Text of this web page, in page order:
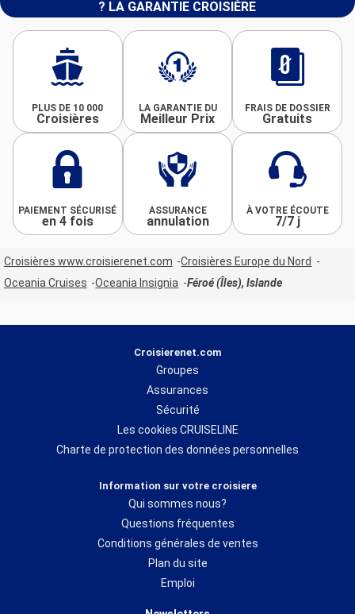
? LA GARANTIE CROISIÈRE
PLUS DE 10 000
Croisières
LA GARANTIE DU
Meilleur Prix
FRAIS DE DOSSIER
Gratuits
PAIEMENT SÉCURISÉ
en 4 fois
ASSURANCE
annulation
À VOTRE ÉCOUTE
7/7 j
Croisières www.croisierenet.com
Croisières Europe du Nord
Oceania Cruises
Oceania Insignia Féroé (Îles), Islande
Croisierenet.com
Groupes
Assurances
Sécurité
Les cookies CRUISELINE
Charte de protection des données personnelles
Information sur votre croisiere
Qui sommes nous?
Questions fréquentes
Conditions générales de ventes
Plan du site
Emploi